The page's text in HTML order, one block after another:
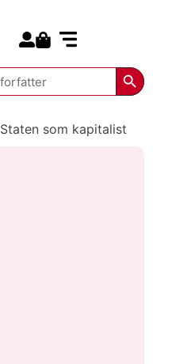
Search
Staten som kapitalist